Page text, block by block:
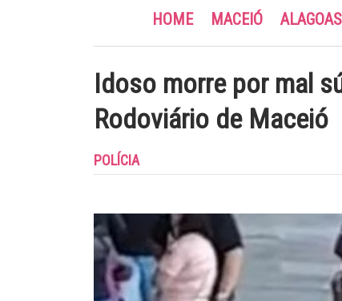
HOME MACEIÓ ALAGOAS
Idoso morre por mal
Rodoviário de Maceió
POLÍCIA